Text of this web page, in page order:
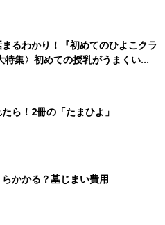
るわかり！『初めてのひよこクラ
特集〉初めての授乳がうまくい
クの基本と夏のトラブル 解決テ
ら！2冊の「たまひよ」
かかる？墓じまい費用